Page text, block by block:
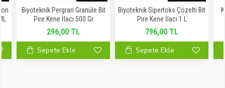
Biyoteknik Pergran Granüle Bit
Pire Kene İlacı 500 Gr
296,00 TL
Sepete Ekle
Biyoteknik Sipertoks Çözelti Bit
Pire Kene İlacı 1 L
796,00 TL
Sepete Ekle